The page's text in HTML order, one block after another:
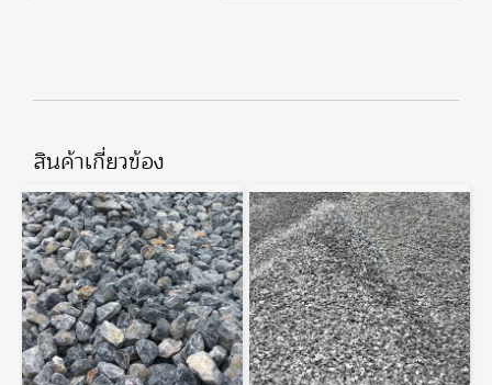
สินค้าเกี่ยวข้อง